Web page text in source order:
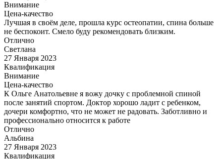
Внимание
Цена-качество
Лучшая в своём деле, прошла курс остеопатии, спина больше
не беспокоит. Смело буду рекомендовать близким.
Отлично
Светлана
27 Января 2023
Квалификация
Внимание
Цена-качество
К Ольге Анатольевне я вожу дочку с проблемной спиной
после занятий спортом. Доктор хорошо ладит с ребенком,
дочери комфортно, что не может не радовать. Заботливно и
профессионально относится к работе
Отлично
Альбина
27 Января 2023
Квалификация